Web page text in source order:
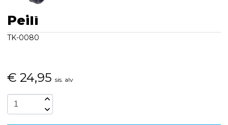
Peili
TK-0080
€ 24,95 sis. alv